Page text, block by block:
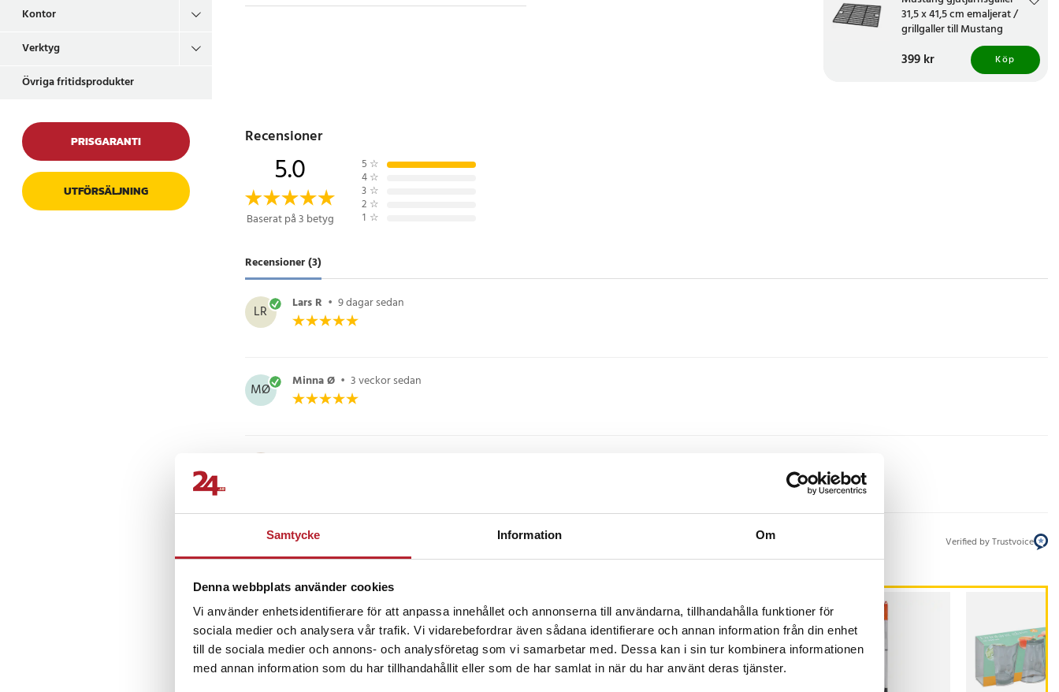
Samtycke Information Om
Denna webbplats använder cookies
Vi använder enhetsidentifierare för att anpassa innehållet och annonserna till användarna, tillhandahålla funktioner för
sociala medier och analysera vår trafik. Vi vidarebefordrar även sådana identifierare och annan information från din enhet
till de sociala medier och annons- och analysföretag som vi samarbetar med. Dessa kan i sin tur kombinera informationen
med annan information som du har tillhandahållit eller som de har samlat in när du har använt deras tjänster.
Kontor
Verktyg
Övriga fritidsprodukter
PRISGARANTI
UTFÖRSÄLJNING
Specifikation
- Material: Elektropläterad järntråd
- Diameter: 44,5 cm
- Användning: Grill
Artikelnummer : 123816
31,5 x 41,5 cm emaljerat /
grillgaller till Mustang
Pris:399 kr
399 kr Köp
Recensioner
5.0
Baserat på 3 betyg
5 ☆
4 ☆
3 ☆
2 ☆
1 ☆
Recensioner (3)
LR Lars R • 9 dagar sedan
MØ Minna Ø • 3 veckor sedan
Verified by Trustvoice